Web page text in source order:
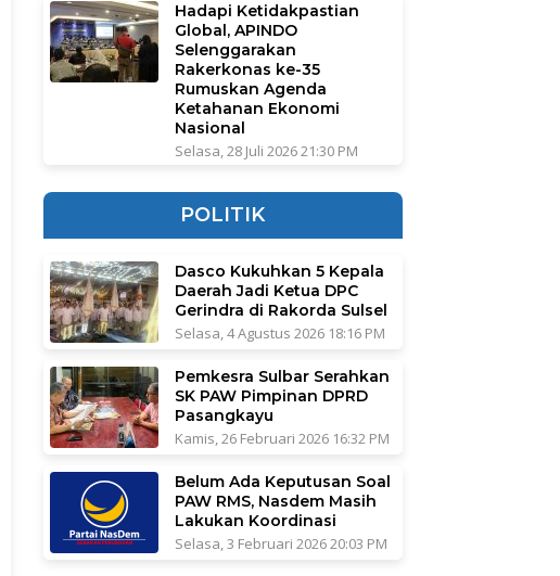
Hadapi Ketidakpastian
Global, APINDO
Selenggarakan
Rakerkonas ke-35
Rumuskan Agenda
Ketahanan Ekonomi
Nasional
Selasa, 28 Juli 2026 21:30 PM
POLITIK
Dasco Kukuhkan 5 Kepala
Daerah Jadi Ketua DPC
Gerindra di Rakorda Sulsel
Selasa, 4 Agustus 2026 18:16 PM
Pemkesra Sulbar Serahkan
SK PAW Pimpinan DPRD
Pasangkayu
Kamis, 26 Februari 2026 16:32 PM
Belum Ada Keputusan Soal
PAW RMS, Nasdem Masih
Lakukan Koordinasi
Selasa, 3 Februari 2026 20:03 PM